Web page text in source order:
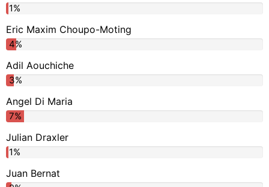
1%
Eric Maxim Choupo-Moting
4%
Adil Aouchiche
3%
Angel Di Maria
7%
Julian Draxler
1%
Juan Bernat